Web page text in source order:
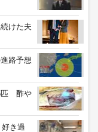
けた夫
路予想
匹 酢や
き過